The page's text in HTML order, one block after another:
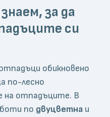
за да
си
обикновено
по-лесно
на отпадъците. В
по двуцветна и